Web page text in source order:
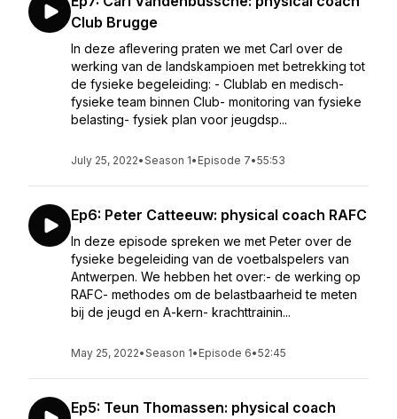
Club Brugge
In deze aflevering praten we met Carl over de
werking van de landskampioen met betrekking tot
de fysieke begeleiding: - Clublab en medisch-
fysieke team binnen Club- monitoring van fysieke
belasting- fysiek plan voor jeugdsp...
July 25, 2022•Season 1• Episode 7•55:53
Ep6: Peter Catteeuw: physical coach RAFC
In deze episode spreken we met Peter over de
fysieke begeleiding van de voetbalspelers van
Antwerpen. We hebben het over:- de werking op
RAFC- methodes om de belastbaarheid te meten
bij de jeugd en A-kern- krachttrainin...
May 25, 2022•Season 1• Episode 6•52:45
Ep5: Teun Thomassen: physical coach